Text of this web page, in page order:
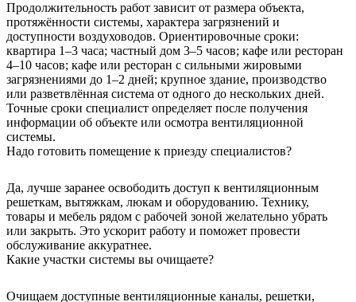
Продолжительность работ зависит от размера объекта,
протяжённости системы, характера загрязнений и
доступности воздуховодов. Ориентировочные сроки:
квартира 1–3 часа; частный дом 3–5 часов; кафе или ресторан
4–10 часов; кафе или ресторан с сильными жировыми
загрязнениями до 1–2 дней; крупное здание, производство
или разветвлённая система от одного до нескольких дней.
Точные сроки специалист определяет после получения
информации об объекте или осмотра вентиляционной
системы.
Надо готовить помещение к приезду специалистов?
Да, лучше заранее освободить доступ к вентиляционным
решеткам, вытяжкам, люкам и оборудованию. Технику,
товары и мебель рядом с рабочей зоной желательно убрать
или закрыть. Это ускорит работу и поможет провести
обслуживание аккуратнее.
Какие участки системы вы очищаете?
Очищаем доступные вентиляционные каналы, решетки,